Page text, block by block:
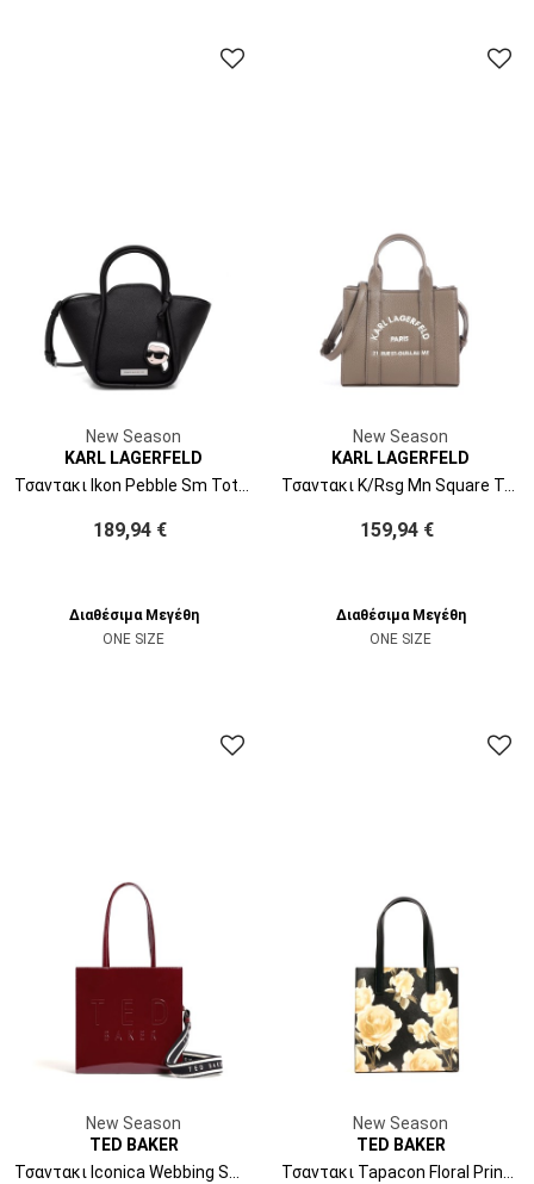
New Season
KARL LAGERFELD
189,94 €
Διαθέσιμα Μεγέθη
ONE SIZE
New Season
KARL LAGERFELD
159,94 €
Διαθέσιμα Μεγέθη
ONE SIZE
New Season
TED BAKER
Τσαντακι Iconica Webbing Small Icon 284883 oxblood
New Season
TED BAKER
Τσαντακι Tapacon Floral Print Small Icon 284919 black